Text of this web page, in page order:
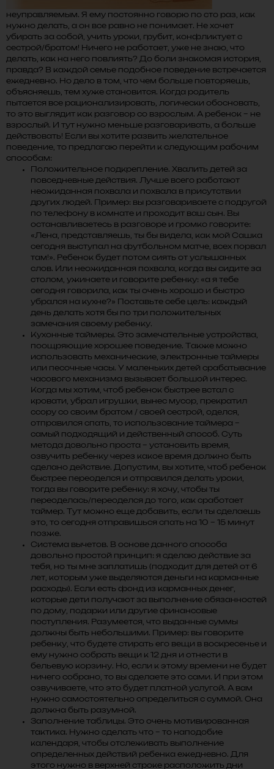
неуправляемым. Я ему постоянно говорю по сто раз, как
нужно делать, а он все равно не понимает. Не хочет
убирать за собой, учить уроки, грубит, конфликтует с
сестрой/братом! Ничего не работает, уже не знаю, что
делать, как на него повлиять? До боли знакомая история,
правда? В каждой семье подобное поведение встречается
ежедневно. Но дело в том, что чем больше повторяешь,
объясняешь, тем хуже становится. Когда родитель
пытается все рационализировать, логически обосновать,
то это выглядит как разговор со взрослым. А ребенок – не
взрослый. И тут нужно меньше разговаривать, а больше
действовать! Если вы хотите развить желательное
поведение, то предлагаю перейти к следующим рабочим
способам:
Положительное подкрепление. Хвалить детей за
повседневные действия. Лучше всего работают
неожиданная похвала и похвала в присутствии
других людей. Пример: вы разговариваете с подругой
по телефону в комнате и проходит ваш сын. Вы
останавливаетесь в разговоре и громко говорите:
«Лена, представляешь, ты бы видела, как мой Сашка
сегодня выступал на футбольном матче, всех порвал
там!». Ребенок будет потом сиять от услышанных
слов. Или неожиданная похвала, когда вы сидите за
столом, ужинаете и говорите ребенку: «а я тебе
сегодня говорила, как ты очень хорошо и быстро
убрался на кухне?» Поставьте себе цель: каждый
день делать хотя бы по три положительных
замечания своему ребенку.
Кухонные таймеры. Это замечательные устройства,
поощряющие хорошее поведение. Также можно
использовать механические, электронные таймеры
или песочные часы. У маленьких детей срабатывание
часового механизма вызывает большой интерес.
Когда мы хотим, чтоб ребенок быстрее встал с
кровати, убрал игрушки, вынес мусор, прекратил
ссору со своим братом / своей сестрой, оделся,
отправился спать, то использование таймера –
самый подходящий и действенный способ. Суть
метода довольно проста – установить время,
озвучить ребенку через какое время должно быть
сделано действие. Допустим, вы хотите, чтоб ребенок
быстрее переоделся и отправился делать уроки,
тогда вы говорите ребенку: я хочу, чтобы ты
переоделась/переоделся до того, как сработает
таймер. Тут можно еще добавить, если ты сделаешь
это, то сегодня отправишься спать на 10 – 15 минут
позже.
Система вычетов. В основе данного способа
довольно простой принцип: я сделаю действие за
тебя, но ты мне заплатишь (подходит для детей от 6
лет, которым уже выделяются деньги на карманные
расходы). Если есть фонд из карманных денег,
которые дети получают за выполнение обязанностей
по дому, подарки или другие финансовые
поступления. Разумеется, что выданные суммы
должны быть небольшими. Пример: вы говорите
ребенку, что будете стирать его вещи в воскресенье и
ему нужно собрать вещи к 12 дня и отнести в
бельевую корзину. Но, если к этому времени не будет
ничего собрано, то вы сделаете это сами. И при этом
озвучиваете, что это будет платной услугой. А вам
нужно самостоятельно определиться с суммой. Она
должна быть разумной.
Заполнение таблицы. Это очень мотивированная
тактика. Нужно сделать что – то наподобие
календаря, чтобы отслеживать выполнение
определенных действий ребенка ежедневно. Для
этого нужно в верхней строке расположить дни